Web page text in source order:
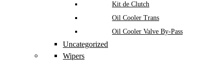
Kit de Clutch
Oil Cooler Trans
Oil Cooler Valve By-Pass
Uncategorized
Wipers